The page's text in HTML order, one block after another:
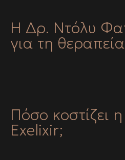
Η Δρ. Ντόλυ
για τη
Πόσο κοστίζει
Exelixir;